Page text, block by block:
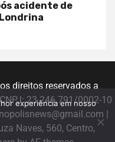
acidente de
direitos reservados a
23.246.791/0002-10
|
Naves, 560, Centro,
experiência em nosso